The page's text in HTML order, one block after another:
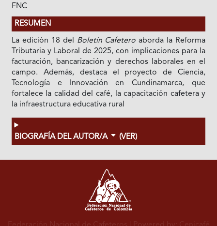
FNC
RESUMEN
La edición 18 del Boletín Cafetero aborda la Reforma
Tributaria y Laboral de 2025, con implicaciones para la
facturación, bancarización y derechos laborales en el
campo. Además, destaca el proyecto de Ciencia,
Tecnología e Innovación en Cundinamarca, que
fortalece la calidad del café, la capacitación cafetera y
la infraestructura educativa rural
BIOGRAFÍA DEL AUTOR/A (VER)